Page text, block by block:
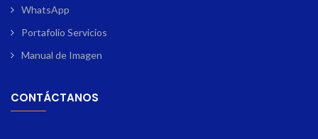
WhatsApp
Portafolio Servicios
Manual de Imagen
CONTÁCTANOS